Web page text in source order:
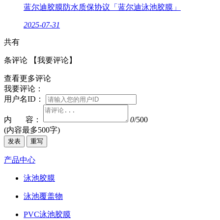
蓝尔迪胶膜防水质保协议「蓝尔迪泳池胶膜」
2025-07-31
共有
条评论 【我要评论】
查看更多评论
我要评论：
用户名ID：
内 容： 0/500
(内容最多500字)
发表 重写
产品中心
泳池胶膜
泳池覆盖物
PVC泳池胶膜